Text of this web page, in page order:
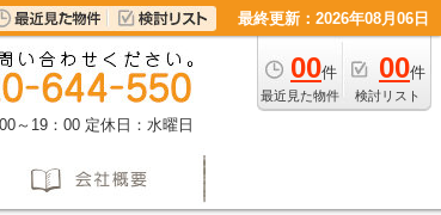
最終更新：2026年08月06日
00件
最近見た物件
00件
検討リスト
～19：00 定休日：水曜日